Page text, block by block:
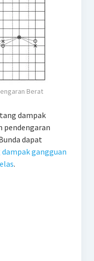
Berat
dampak
pendengaran
dapat
gangguan
.